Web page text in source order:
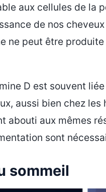
aux cellules de la
de nos
ne peut être
D est souvent
aussi bien chez
abouti aux mêmes
sont
sommeil